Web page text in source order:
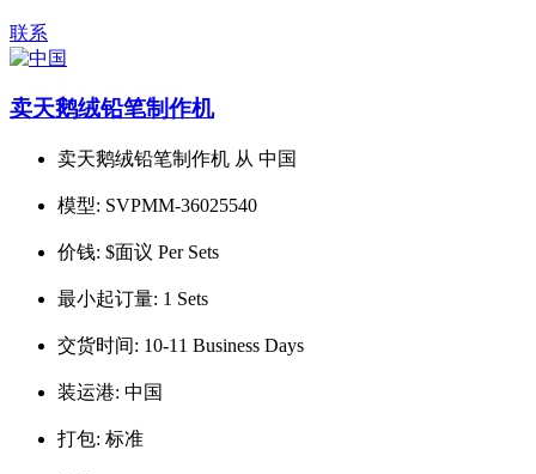
联系
卖天鹅绒铅笔制作机
卖天鹅绒铅笔制作机 从 中国
模型: SVPMM-36025540
价钱: $面议 Per Sets
最小起订量: 1 Sets
交货时间: 10-11 Business Days
装运港: 中国
打包: 标准